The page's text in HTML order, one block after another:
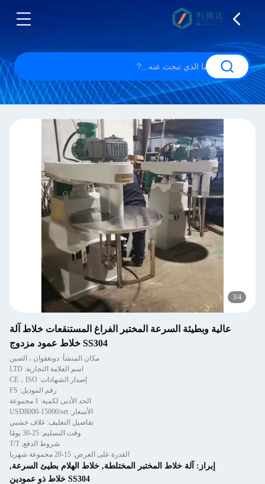
3/4
عالية وبطيئة السرعة المختبر الفراغ المستنقعات خلاط آلة
SS304 خلاط عمود مزدوج
مكان المنشأ: دونغقوان ، الصين
اسم العلامة التجارية: LTD
إصدار الشهادات: CE，ISO
رقم الموديل: FS
الحد الأدنى لكمية: 1 مجموعة
الأسعار: USD8000-15000/set
تفاصيل التغليف: غلاف خشبي
وقت التسليم: 25-30 يومًا
شروط الدفع: T/T
القدرة على العرض: 15-20 مجموعة شهريا
إبراز: آلة خلاط المختبر المختلطة, خلاط الهلام بطيئ السرعة,
SS304 خلاط ذو عمودين